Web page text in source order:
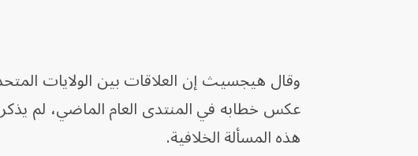
وقال هيجسيث إن العلاقات بين الولايات
عكس خطابه في المنتدى العام الماضي، لم
هذه المسألة الخلافية.